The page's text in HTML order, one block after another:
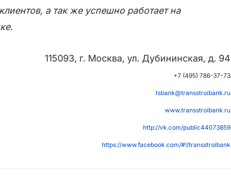
а так же успешно работает на
115093, г. Москва, ул. Дубининская, д. 94
+7 (495) 786-37-73
tsbank@transstroibank.ru
www.transstroibank.ru
http://vk.com/public44073859
https://www.facebook.com/#!/transstroibank